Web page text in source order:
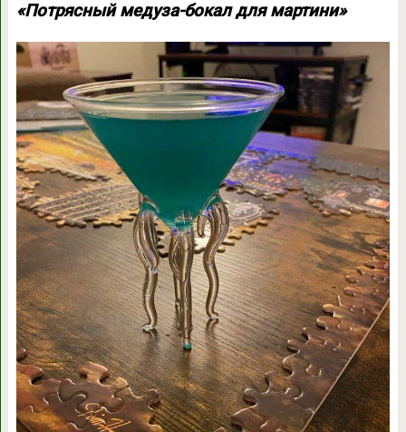
«Потрясный медуза-бокал для мартини»